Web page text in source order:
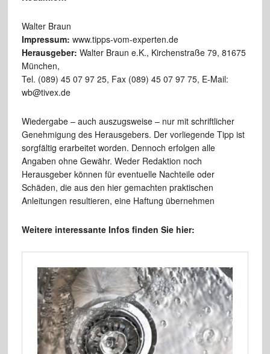
Walter Braun
Impressum: www.tipps-vom-experten.de
Herausgeber: Walter Braun e.K., Kirchenstraße 79, 81675
München,
Tel. (089) 45 07 97 25, Fax (089) 45 07 97 75, E-Mail:
wb@tivex.de
Wiedergabe – auch auszugsweise – nur mit schriftlicher
Genehmigung des Herausgebers. Der vorliegende Tipp ist
sorgfältig erarbeitet worden. Dennoch erfolgen alle
Angaben ohne Gewähr. Weder Redaktion noch
Herausgeber können für eventuelle Nachteile oder
Schäden, die aus den hier gemachten praktischen
Anleitungen resultieren, eine Haftung übernehmen
Weitere interessante Infos finden Sie hier: